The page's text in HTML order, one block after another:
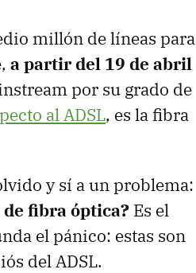
millón de líneas para
a partir del 19 de abril
por su grado de
al ADSL, es la fibra
y sí a un problema:
fibra óptica? Es el
el pánico: estas son
del ADSL.